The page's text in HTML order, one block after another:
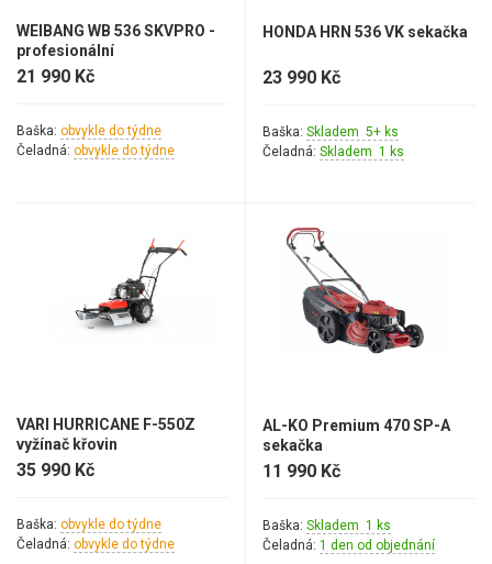
WEIBANG WB 536 SKVPRO -
profesionální
21 990 Kč
Baška: obvykle do týdne
Čeladná: obvykle do týdne
HONDA HRN 536 VK sekačka
23 990 Kč
Baška: Skladem 5+ ks
Čeladná: Skladem 1 ks
VARI HURRICANE F-550Z
vyžínač křovin
35 990 Kč
Baška: obvykle do týdne
Čeladná: obvykle do týdne
AL-KO Premium 470 SP-A
sekačka
11 990 Kč
Baška: Skladem 1 ks
Čeladná: 1 den od objednání